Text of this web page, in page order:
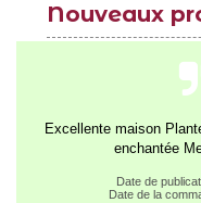
Nouveaux
Excellente maison
enchantée
Date de
Date de la